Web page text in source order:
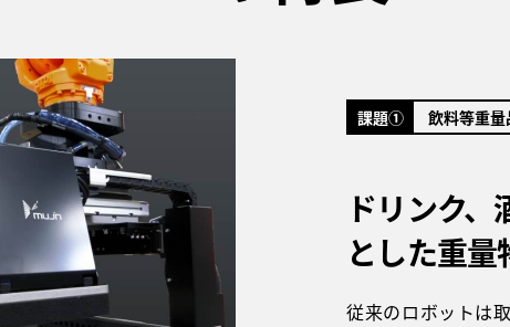
課題① 飲料等重
ドリンク
とした重量
従来のロボットは